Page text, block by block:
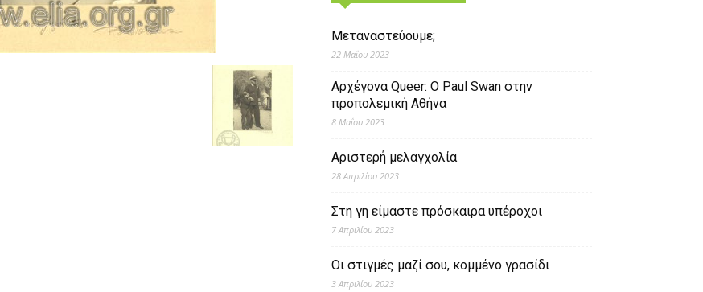
Μεταναστεύουμε;
22 Μαΐου 2023
Αρχέγονα Queer: O Paul Swan στην
προπολεμική Αθήνα
8 Μαΐου 2023
Αριστερή μελαγχολία
28 Απριλίου 2023
Στη γη είμαστε πρόσκαιρα υπέροχοι
7 Απριλίου 2023
Οι στιγμές μαζί σου, κομμένο γρασίδι
3 Απριλίου 2023